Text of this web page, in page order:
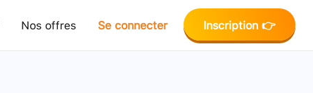
Nos offres Se connecter Inscription 👉